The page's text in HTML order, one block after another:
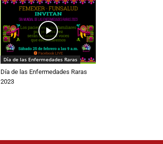
Día de las Enfermedades Raras
Día de las Enfermedades Raras
2023